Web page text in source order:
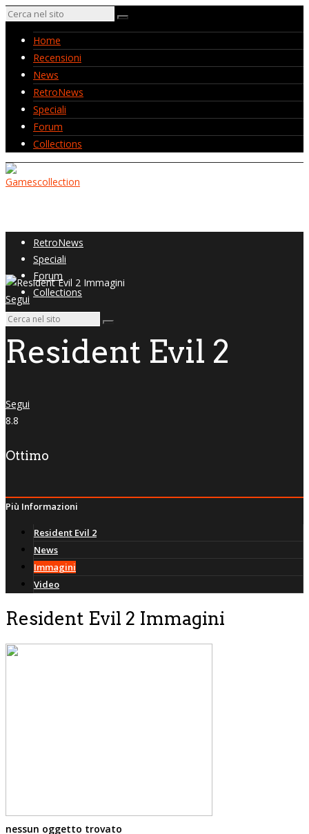
Home
Recensioni
News
RetroNews
Speciali
Forum
Collections
RetroNews
Speciali
Forum
Collections
Segui
Resident Evil 2
Segui
8.8
Ottimo
Più Informazioni
Resident Evil 2
News
Immagini
Video
Resident Evil 2 Immagini
nessun oggetto trovato